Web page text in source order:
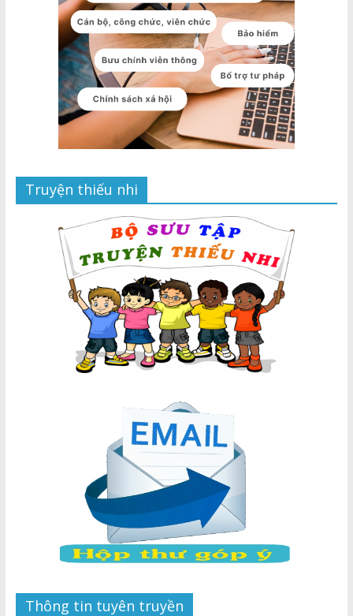
Truyện thiếu nhi
Thông tin tuyên truyền